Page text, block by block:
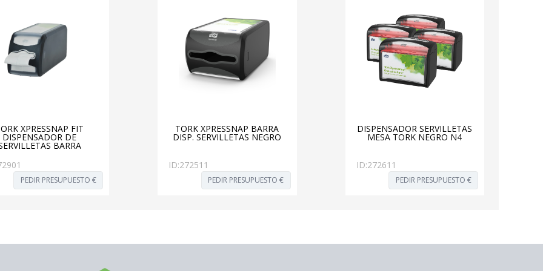
XPRESSNAP FIT
DISPENSADOR DE
BARRA
PEDIR PRESUPUESTO €
TORK XPRESSNAP BARRA
DISP. SERVILLETAS NEGRO
ID:272511
PEDIR PRESUPUESTO €
DISPENSADOR SERVILLETAS
MESA TORK NEGRO N4
ID:272611
PEDIR PRESUPUESTO €